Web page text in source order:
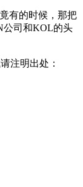
有的时候，那把
公司和KOL的头
注明出处：